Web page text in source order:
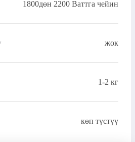
1800дөн 2200 Ваттга чейин
жок
1-2 кг
көп түстүү